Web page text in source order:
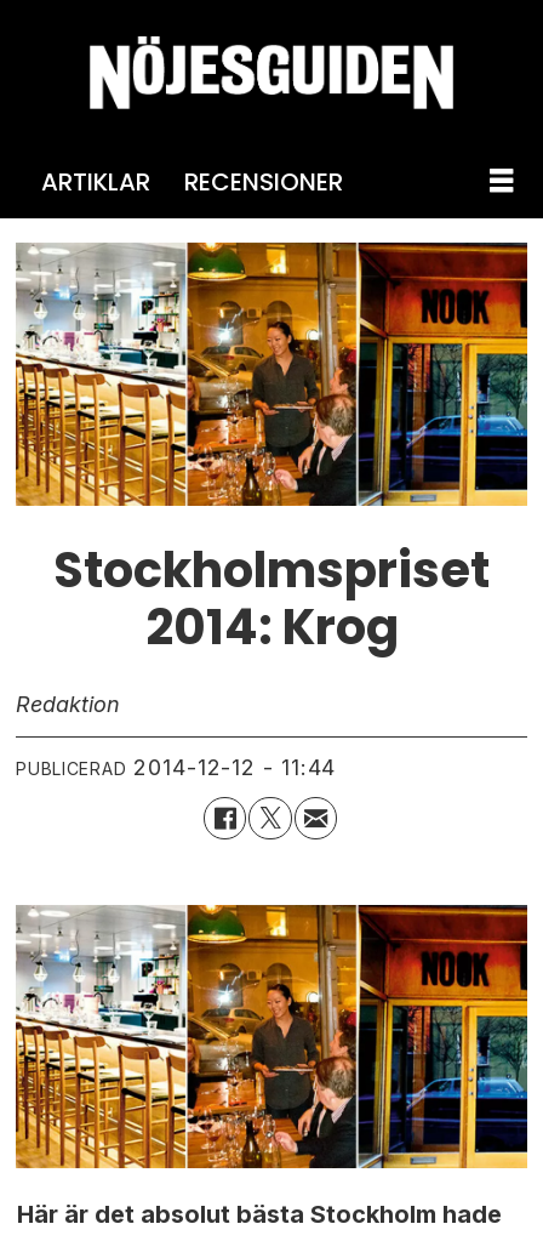
ARTIKLAR RECENSIONER
Stockholmspriset
2014: Krog
Redaktion
PUBLICERAD 2014-12-12 - 11:44
Här är det absolut bästa Stockholm hade